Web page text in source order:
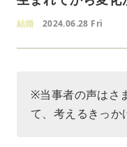
結婚 2024.06.28 Fri
※当事者の声はさ
て、考えるきっか